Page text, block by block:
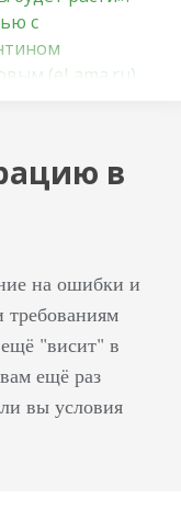
с
(eLama.ru)
рекламы,
eLama.ru и
не больше
Самый
с
рекламой
в
на ошибки и
требованиям
"висит" в
ещё раз
вы условия